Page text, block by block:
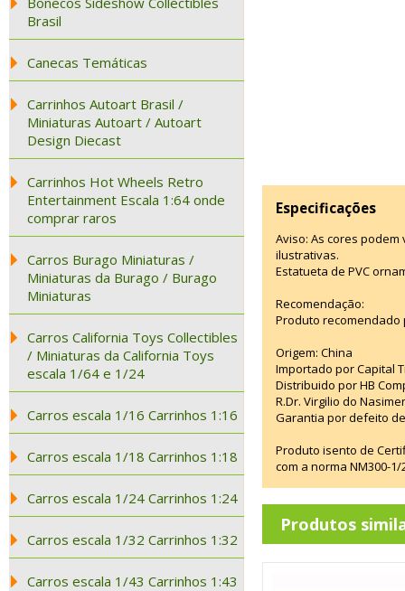
Brasil
Canecas Temáticas
Carrinhos Autoart Brasil /
Miniaturas Autoart / Autoart
Design Diecast
Carrinhos Hot Wheels Retro
Entertainment Escala 1:64 onde
comprar raros
Carros Burago Miniaturas /
Miniaturas da Burago / Burago
Miniaturas
Carros California Toys Collectibles
/ Miniaturas da California Toys
escala 1/64 e 1/24
Carros escala 1/16 Carrinhos 1:16
Carros escala 1/18 Carrinhos 1:18
Carros escala 1/24 Carrinhos 1:24
Carros escala 1/32 Carrinhos 1:32
Carros escala 1/43 Carrinhos 1:43
Especificações
Aviso: As cores
ilustrativas.
Estatueta de PVC
Recomendação:
Produto recomendado
Origem: China
Importado por Capital
Distribuido por HB
R.Dr. Virgilio do
Garantia por defeito
Produto isento de
com a norma NM300-
Produtos